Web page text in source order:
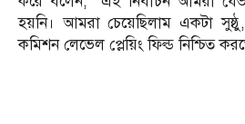
হয়নি। আমরা চেয়েছিলাম একটা সুষ্ঠু,
কমিশন লেভেল প্লেয়িং ফিল্ড নিশ্চিত